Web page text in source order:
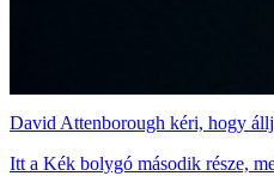
David Attenborough kéri, hogy
Itt a Kék bolygó második része,